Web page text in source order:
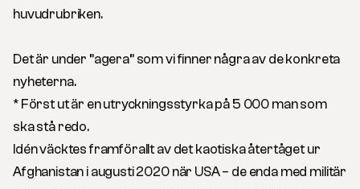
huvudrubriken.
Det är under ”agera”som vi finner några av de konkreta
nyheterna.
* Först ut är en utryckningsstyrka på 5 000 man som
ska stå redo.
Idén väcktes framförallt av det kaotiska återtåget ur
Afghanistan i augusti 2020 när USA – de enda med militär